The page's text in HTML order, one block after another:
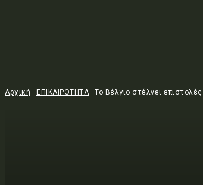
Αρχική ΕΠΙΚΑΙΡΟΤΗΤΑ Το Βέλγιο στέλνει